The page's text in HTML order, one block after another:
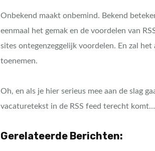
Onbekend maakt onbemind. Bekend
eenmaal het gemak en de voordelen van
sites ontegenzeggelijk voordelen. En zal
toenemen.
Oh, en als je hier serieus mee aan de slag
vacaturetekst in de RSS feed terecht komt…
Gerelateerde Berichten: